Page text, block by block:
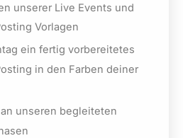
unserer Live Events und
Vorlagen
ein fertig vorbereitetes
in den Farben deiner
unseren begleiteten